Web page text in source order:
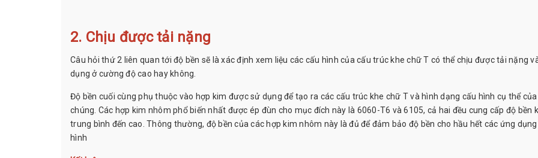
2. Chịu được tải nặng
Câu hỏi thứ 2 liên quan tới độ bền sẽ là xác định xem liệu các cấu hình của cấu trúc khe chữ T có thể chịu được tải nặng
dụng ở cường độ cao hay không.
Độ bền cuối cùng phụ thuộc vào hợp kim được sử dụng để tạo ra các cấu trúc khe chữ T và hình dạng cấu hình cụ thể của
chúng. Các hợp kim nhôm phổ biến nhất được ép đùn cho mục đích này là 6060-T6 và 6105, cả hai đều cung cấp độ bền
trung bình đến cao. Thông thường, độ bền của các hợp kim nhôm này là đủ để đảm bảo độ bền cho hầu hết các ứng
hình